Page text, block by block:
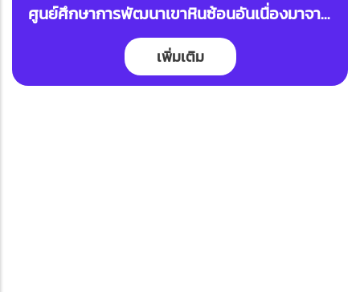
ศูนย์ศึกษาการพัฒนาเขาหินซ้อนอันเนื่องมาจาก
เพิ่มเติม